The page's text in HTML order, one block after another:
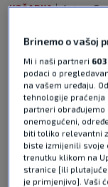
KOŠARKA Autor:
Donald Trump
Sjedinjenih
utakmicu NBA
Madison
negodovanja
Brinemo o vašoj
Mi i naši partneri 603
podaci o
na vašem uređaju.
tehnologije praćenja
partneri obrađujemo
onemogućeni,
biti toliko relevantni
biste izmijenili svoje
trenutku klikom na
stranice [ili
je primjenjivo]. Vaši